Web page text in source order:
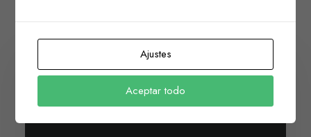
DAYS00HOURS
MINUTES00SECONDS
Ajustes
Aceptar todo